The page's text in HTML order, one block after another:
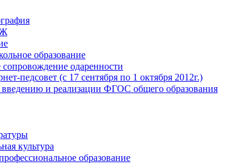
образование
одаренности
педсовет (с 17 сентября по 1 октября 2012г.)
и реализации ФГОС общего образования
культура
образование